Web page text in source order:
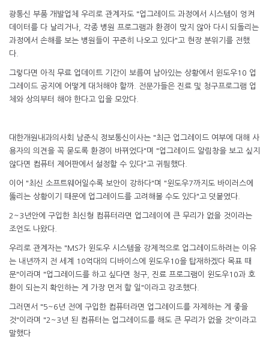
광통신 부품 개발업체 우리로 관계자도 "업그레이드 과정에서 시스템이 엉켜
데이터를 다 날리거나, 각종 병원 프로그램과 환경이 맞지 않아 다시 되돌리는
과정에서 손해를 보는 병원들이 꾸준히 나오고 있다"고 현장 분위기를 전했
다.
그렇다면 아직 무료 업데이트 기간이 보름여 남아있는 상황에서 윈도우10 업
그레이드 공지에 어떻게 대처해야 할까. 전문가들은 진료 및 청구프로그램 업
체와 상의부터 해야 한다고 입을 모았다.
대한개원내과의사회 남준식 정보통신이사는 "최근 업그레이드 여부에 대해 사
용자의 의견을 꼭 묻도록 환경이 바뀌었다"며 "업그레이드 알림창을 보고 싶지
않다면 컴퓨터 제어판에서 설정할 수 있다"고 귀띔했다.
이어 "최신 소프트웨어일수록 보안이 강하다"며 "윈도우7까지도 바이러스에
뚫리는 상황이기 때문에 업그레이드를 고려해볼 수도 있다"고 덧붙였다.
2~3년안에 구입한 최신형 컴퓨터라면 업그레이에 큰 무리가 없을 것이라는
조언도 나왔다.
우리로 관계자는 "MS가 윈도우 시스템을 강제적으로 업그레이드하려는 이유
는 내년까지 전 세계 10억대의 디바이스에 윈도우10을 탑재하겠다 목표 때
문"이라며 "업그레이드를 하고 싶다면 청구, 진료 프로그램이 윈도우10과 호
환이 되는지 확인하는 게 가장 먼저 할 일"이라고 강조했다.
그러면서 "5~6년 전에 구입한 컴퓨터라면 업그레이드를 자제하는 게 좋을
것"이라며 "2~3년 된 컴퓨터는 업그레이드를 해도 큰 무리가 없을 것"이라고
말했다